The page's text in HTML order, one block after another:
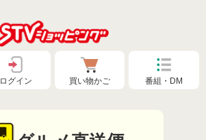
ログイン 買い物かご 番組・DM